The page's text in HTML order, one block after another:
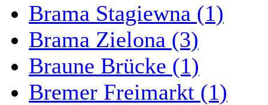
Brama Stagiewna (1)
Brama Zielona (3)
Braune Brücke (1)
Bremer Freimarkt (1)